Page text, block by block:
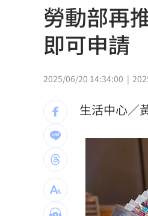
姜厚任女友稱
官方認熊本地
工會風波擴大
川普未明確
阿部雄大合
楊紫瓊嗨慶
郭郁政對獅
勞動部再
即可申請
2025/06/20 14:34:00
生活中心／